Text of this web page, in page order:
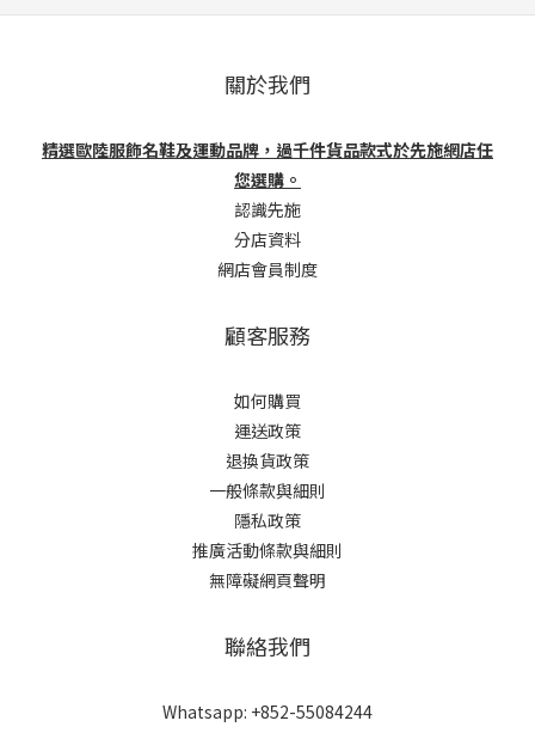
關於我們
精選歐陸服飾名鞋及運動品牌，過千件貨品款式於先施網店任
您選購。
認識先施
分店資料
網店會員制度
顧客服務
如何購買
運送政策
退換貨政策
一般條款與細則
隱私政策
推廣活動條款與細則
無障礙網頁聲明
聯絡我們
Whatsapp: +852-55084244